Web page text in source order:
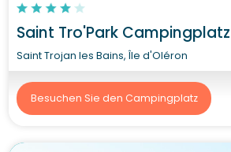
Saint Tro'Park Campingplatz
Saint Trojan les Bains, Île d'Oléron
Besuchen Sie den Campingplatz